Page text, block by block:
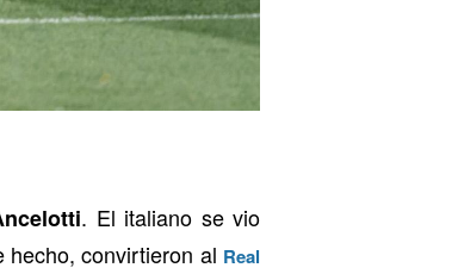
. El italiano se vio
hecho, convirtieron al Real